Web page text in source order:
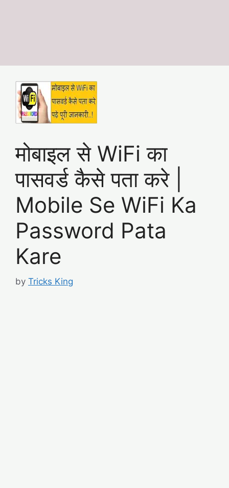
मोबाइल से WiFi का
पासवर्ड कैसे पता करे |
Mobile Se WiFi Ka
Password Pata
Kare
by Tricks King